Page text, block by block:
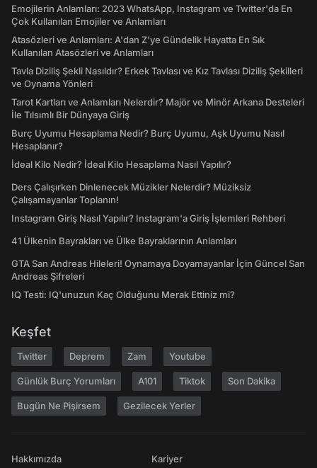
Emojilerin Anlamları: 2023 WhatsApp, Instagram ve Twitter'da En
Çok Kullanılan Emojiler ve Anlamları
Atasözleri ve Anlamları: A'dan Z'ye Gündelik Hayatta En Sık
Kullanılan Atasözleri ve Anlamları
Tavla Diziliş Şekli Nasıldır? Erkek Tavlası ve Kız Tavlası Diziliş Şekilleri
ve Oynama Yönleri
Tarot Kartları ve Anlamları Nelerdir? Majör ve Minör Arkana Desteleri
İle Tılsımlı Bir Dünyaya Giriş
Burç Uyumu Hesaplama Nedir? Burç Uyumu, Aşk Uyumu Nasıl
Hesaplanır?
İdeal Kilo Nedir? İdeal Kilo Hesaplama Nasıl Yapılır?
Ders Çalışırken Dinlenecek Müzikler Nelerdir? Müziksiz
Çalışamayanlar Toplanın!
Instagram Giriş Nasıl Yapılır? Instagram'a Giriş İşlemleri Rehberi
41 Ülkenin Bayrakları ve Ülke Bayraklarının Anlamları
GTA San Andreas Hileleri! Oynamaya Doyamayanlar İçin Güncel San
Andreas Şifreleri
IQ Testi: IQ'unuzun Kaç Olduğunu Merak Ettiniz mi?
Keşfet
Twitter Deprem Zam Youtube
Günlük Burç Yorumları A101 Tiktok Son Dakika
Bugün Ne Pişirsem Gezilecek Yerler
Hakkımızda
Kariyer